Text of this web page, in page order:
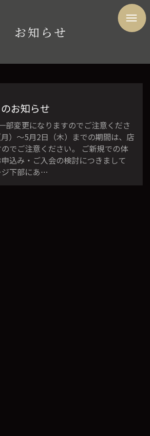
お知らせ
お知らせ
部変更になりますのでご注意くださ
）〜5月2日（木）までの期間は、店
でご注意ください。 ご新規での体
込み・ご入会の検討につきまして
ジ下部にあ…